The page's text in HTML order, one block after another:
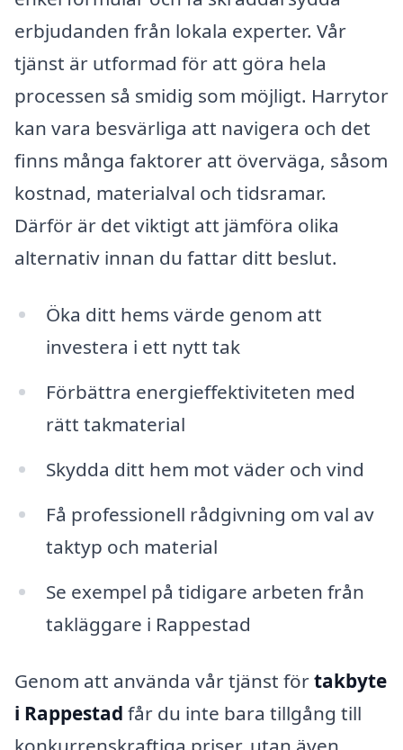
erbjudanden från lokala experter. Vår
tjänst är utformad för att göra hela
processen så smidig som möjligt. Harrytor
kan vara besvärliga att navigera och det
finns många faktorer att överväga, såsom
kostnad, materialval och tidsramar.
Därför är det viktigt att jämföra olika
alternativ innan du fattar ditt beslut.
Öka ditt hems värde genom att
investera i ett nytt tak
Förbättra energieffektiviteten med
rätt takmaterial
Skydda ditt hem mot väder och vind
Få professionell rådgivning om val av
taktyp och material
Se exempel på tidigare arbeten från
takläggare i Rappestad
Genom att använda vår tjänst förtakbyte
i Rappestad får du inte bara tillgång till